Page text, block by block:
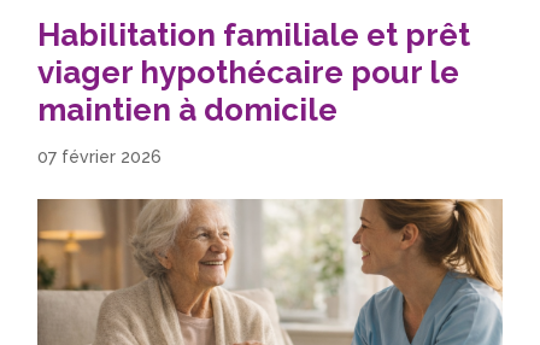
Habilitation familiale et prêt
viager hypothécaire pour le
maintien à domicile
07 février 2026